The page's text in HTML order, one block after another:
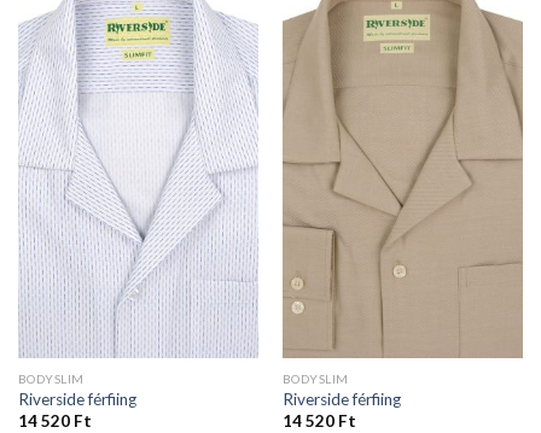
BODYSLIM
Riverside férfiing
14 520 Ft
BODYSLIM
Riverside férfiing
14 520 Ft